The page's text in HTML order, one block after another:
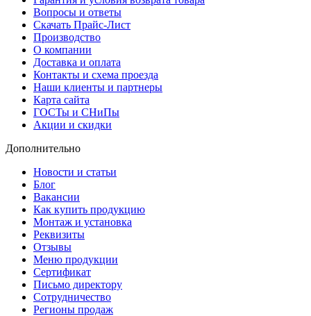
Вопросы и ответы
Скачать Прайс-Лист
Производство
О компании
Доставка и оплата
Контакты и схема проезда
Наши клиенты и партнеры
Карта сайта
ГОСТы и СНиПы
Акции и скидки
Дополнительно
Новости и статьи
Блог
Вакансии
Как купить продукцию
Монтаж и установка
Реквизиты
Отзывы
Меню продукции
Сертификат
Письмо директору
Сотрудничество
Регионы продаж